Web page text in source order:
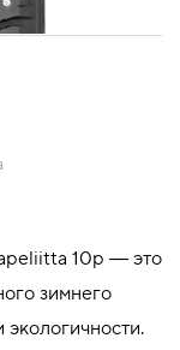
10p ― это
зимнего